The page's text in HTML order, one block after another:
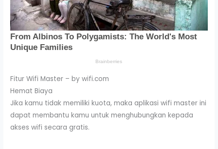
Fitur Wifi Master – by wifi.com
Hemat Biaya
Jika kamu tidak memiliki kuota, maka aplikasi wifi master ini
dapat membantu kamu untuk menghubungkan kepada
akses wifi secara gratis.